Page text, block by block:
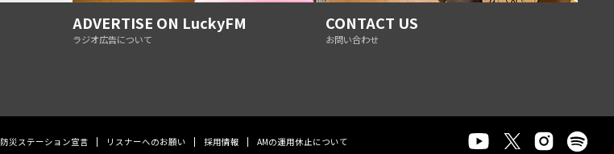
ADVERTISE ON LuckyFM
ラジオ広告について
CONTACT US
お問い合わせ
防災ステーション宣言 リスナーへのお願い 採用情報 AMの運用休止について